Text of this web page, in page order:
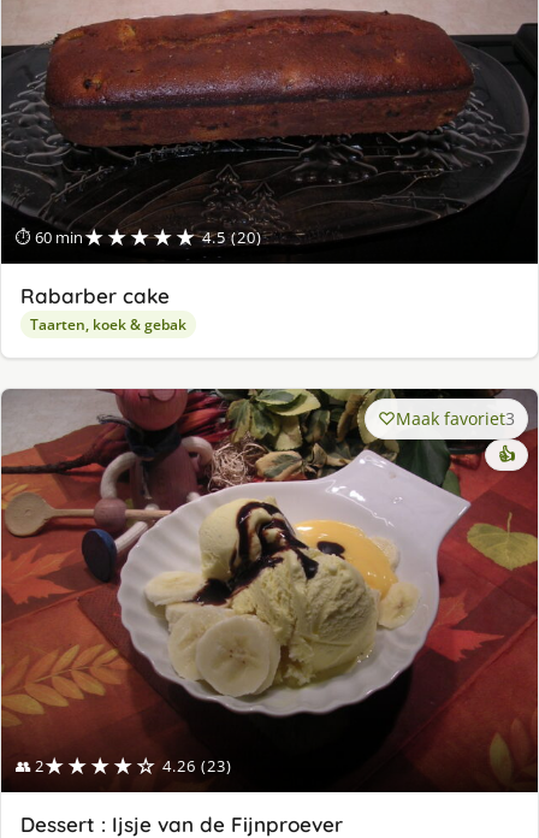
⏱ 60 min★★★★★ 4.5 (20)
Rabarber cake
Taarten, koek & gebak
👥 2★★★★☆ 4.26 (23)
Maak favoriet3
👍
Dessert : Ijsje van de Fijnproever